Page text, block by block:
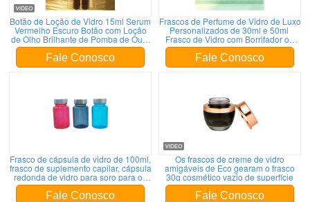
Botão de Loção de Vidro 15ml Serum
Vermelho Escuro Botão com Loção
de Olho Brilhante de Pomba de Ouro
/ Prata Botão de Pomba Botão
Cosmético Botão OEM
Fale Conosco
Frascos de Perfume de Vidro de Luxo
Personalizados de 30ml e 50ml
Frasco de Vidro com Borrifador ou
Bomba de Soro Tampa Redonda
para Produto de Soro
Fale Conosco
Frasco de cápsula de vidro de 100ml,
frasco de suplemento capilar, cápsula
redonda de vidro para soro para os
olhos e soro facial OEM
Fale Conosco
Os frascos de creme de vidro
amigáveis de Eco gearam o frasco
30g cosmético vazio de superfície
Fale Conosco